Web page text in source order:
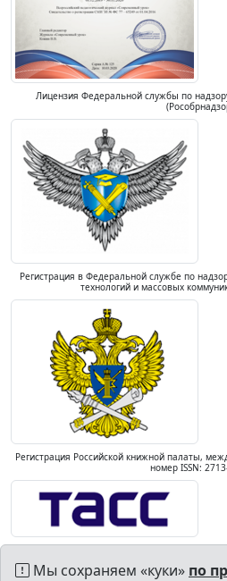
Лицензия Федеральной службы по
Регистрация в Федеральной службе по
технологий и массовых
Регистрация Российской книжной палаты,
номер ISSN:
Мы сохраняем «куки» по